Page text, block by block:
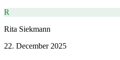
R
Rita Siekmann
22. December 2025